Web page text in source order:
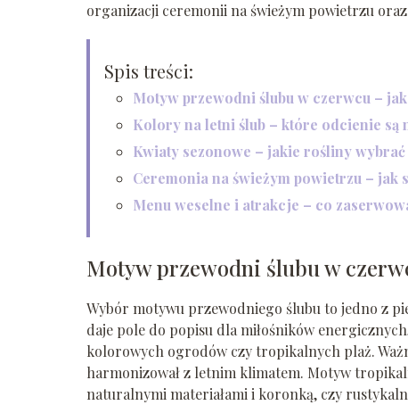
organizacji ceremonii na świeżym powietrzu
Spis treści:
Motyw przewodni ślubu w czerwcu –
Kolory na letni ślub – które odcienie są
Kwiaty sezonowe – jakie rośliny
Ceremonia na świeżym powietrzu – jak
Menu weselne i atrakcje – co
Motyw przewodni ślubu w
Wybór motywu przewodniego ślubu to jedno z
daje pole do popisu dla miłośników
kolorowych ogrodów czy tropikalnych plaż.
harmonizował z letnim klimatem. Motyw
naturalnymi materiałami i koronką, czy